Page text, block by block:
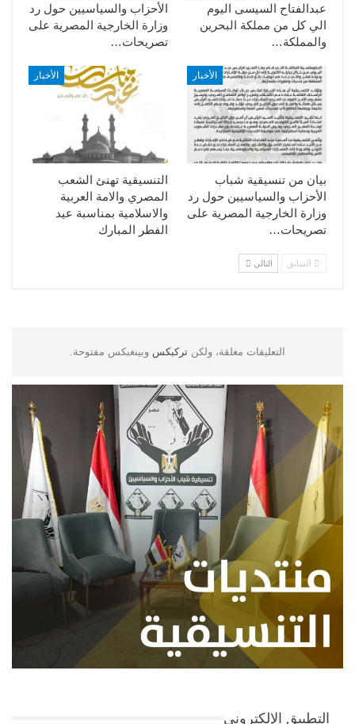
الأحزاب والسياسيين حول رد
وزارة الخارجية المصرية على
تصريحات…
عبدالفتاح السيسى اليوم
الي كل من مملكة البحرين
والمملكة…
الأخبار
التنسيقية تهنئ الشعب
المصري والامة العربية
والاسلامية بمناسبة عيد
الفطر المبارك
الأخبار
بيان من تنسيقية شباب
الأحزاب والسياسيين حول رد
وزارة الخارجية المصرية على
تصريحات…
السابق التالي
التعليقات مغلقة، ولكن تركبكس وبينغبكس مفتوحة.
التطبيق الإلكتروني